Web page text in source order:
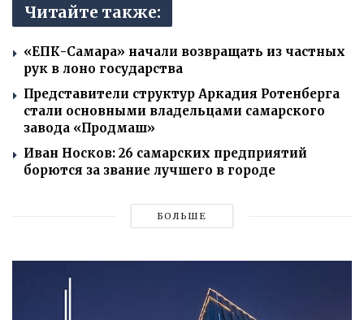
Читайте также:
«ЕПК-Самара» начали возвращать из частных
рук в лоно государства
Представители структур Аркадия Ротенберга
стали основными владельцами самарского
завода «Продмаш»
Иван Носков: 26 самарских предприятий
борются за звание лучшего в городе
БОЛЬШЕ